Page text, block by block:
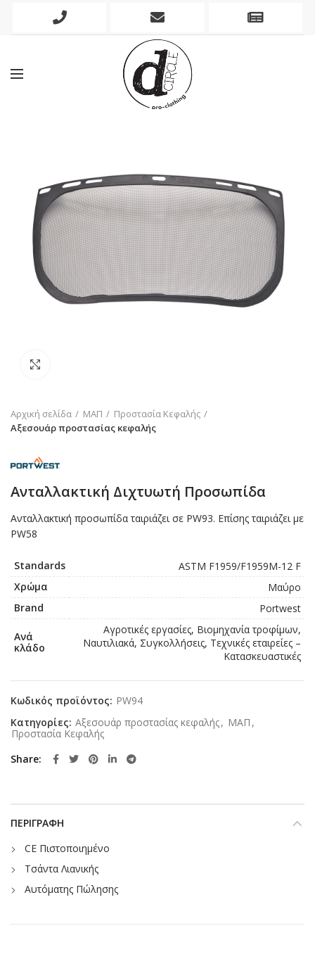
Phone
Mobile
Αρχική σελίδα ΜΑΠ
Προστασία Κεφαλής
Αξεσουάρ προστασίας κεφαλής
Ανταλλακτική Διχτυωτή Προσωπίδα
Ανταλλακτική προσωπίδα ταιριάζει σε PW93. Επίσης ταιριάζει με
PW58
Standards
ASTM F1959/F1959M-12 F
Χρώμα
Μαύρο
Brand
Portwest
Ανά
κλάδο
Αγροτικές εργασίες, Βιομηχανία τροφίμων,
Ναυτιλιακά, Συγκολλήσεις, Τεχνικές εταιρείες –
Κατασκευαστικές
Κωδικός προϊόντος: PW94
Κατηγορίες: Αξεσουάρ προστασίας κεφαλής, ΜΑΠ ,
Προστασία Κεφαλής
Share
ΠΕΡΙΓΡΑΦΉ
CE Πιστοποιημένο
Τσάντα Λιανικής
Αυτόματης Πώλησης